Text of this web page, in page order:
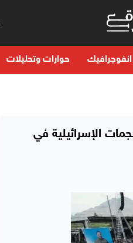
انفوجرافيك حوارات وتحليلات
الإسرائيلية في